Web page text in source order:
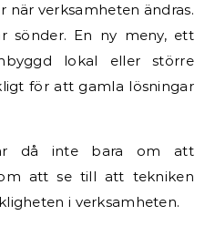
när verksamheten ändras.
sönder. En ny meny, ett
lokal eller större
för att gamla lösningar
då inte bara om att
att se till att tekniken
i verksamheten.